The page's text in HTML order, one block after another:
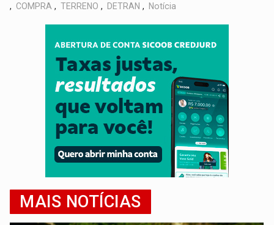
, COMPRA , TERRENO , DETRAN , Notícia
MAIS NOTÍCIAS